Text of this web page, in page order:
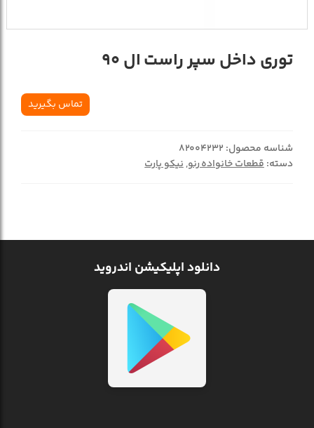
توری داخل سپر راست ال 90
تماس بگیرید
شناسه محصول: 82004232
دسته:قطعات خانواده رنو,نیکو پارت
دانلود اپلیکیشن اندروید